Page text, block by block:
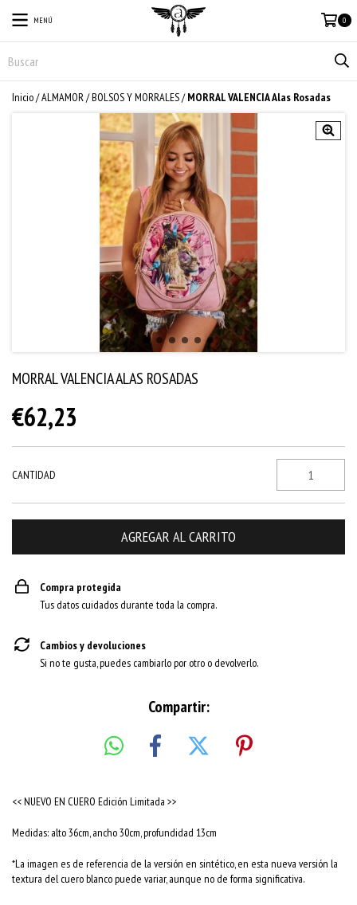
MENÚ 0
Inicio/ALMAMOR/BOLSOS Y MORRALES/ MORRAL VALENCIA Alas Rosadas
MORRAL VALENCIA ALAS ROSADAS
€62,23
CANTIDAD
Compra protegida
Tus datos cuidados durante toda la compra.
Cambios y devoluciones
Si no te gusta, puedes cambiarlo por otro o devolverlo.
Compartir:
<< NUEVO EN CUERO Edición Limitada >>
Medidas: alto 36cm, ancho 30cm, profundidad 13cm
*La imagen es de referencia de la versión en sintético, en esta nueva versión la
textura del cuero blanco puede variar, aunque no de forma significativa.